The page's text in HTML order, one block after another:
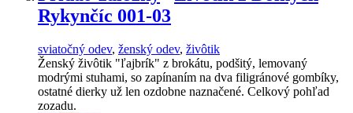
Rykynčíc 001-03
sviatočný odev, ženský odev, živôtik
Ženský živôtik "ľajbrík" z brokátu, podšitý, lemovaný
modrými stuhami, so zapínaním na dva filigránové gombíky,
ostatné dierky už len ozdobne naznačené. Celkový pohľad
zozadu.